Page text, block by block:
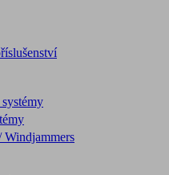
Windjammers